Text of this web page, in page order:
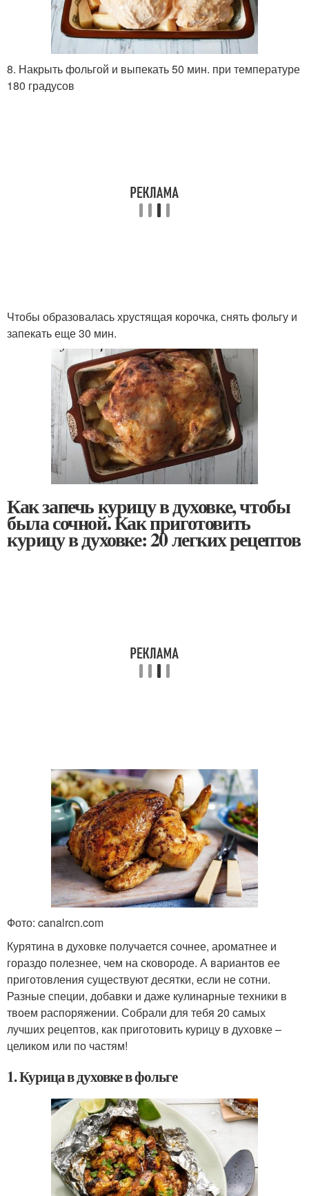
8. Накрыть фольгой и выпекать 50 мин. при температуре
180 градусов
Чтобы образовалась хрустящая корочка, снять фольгу и
запекать еще 30 мин.
Как запечь курицу в духовке, чтобы
была сочной. Как приготовить
курицу в духовке: 20 легких рецептов
Фото: canalrcn.com
Курятина в духовке получается сочнее, ароматнее и
гораздо полезнее, чем на сковороде. А вариантов ее
приготовления существуют десятки, если не сотни.
Разные специи, добавки и даже кулинарные техники в
твоем распоряжении. Собрали для тебя 20 самых
лучших рецептов, как приготовить курицу в духовке –
целиком или по частям!
1. Курица в духовке в фольге